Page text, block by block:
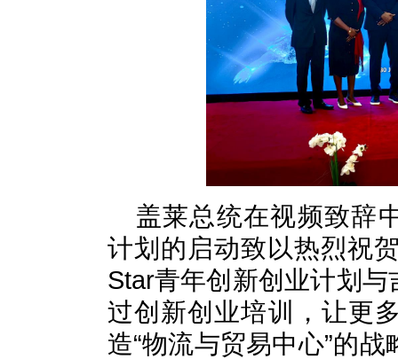
盖莱总统在视频致辞
计划的启动致以热烈祝
Star青年创新创业计划与
过创新创业培训，让更
造“物流与贸易中心”的